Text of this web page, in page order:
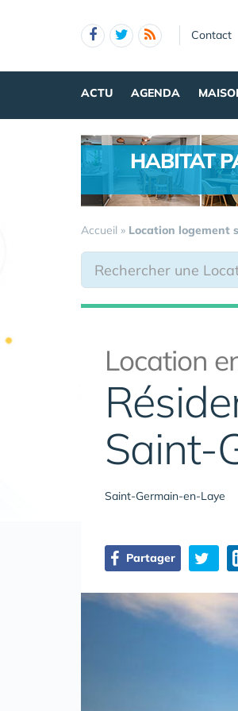
Contact
ACTU AGENDA
HABITAT
Accueil » Location logement
Location
Saint-
Saint-Germain-en-Laye
Partager